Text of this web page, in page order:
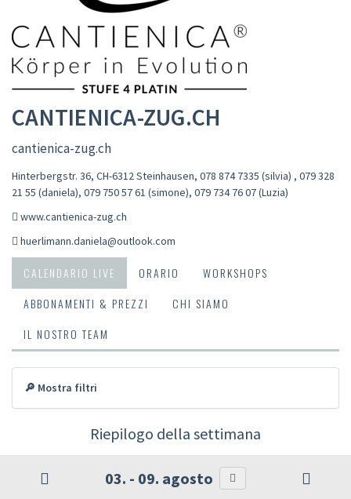
CANTIENICA-ZUG.CH
cantienica-zug.ch
Hinterbergstr. 36, CH-6312 Steinhausen, 078 874 7335 (silvia) , 079 328
21 55 (daniela), 079 750 57 61 (simone), 079 734 76 07 (Luzia)
www.cantienica-zug.ch
huerlimann.daniela@outlook.com
CALENDARIO LIVE ORARIO
WORKSHOPS
ABBONAMENTI & PREZZI
CHI SIAMO
IL NOSTRO TEAM
🔎 Mostra filtri
Riepilogo della settimana
03. - 09. agosto